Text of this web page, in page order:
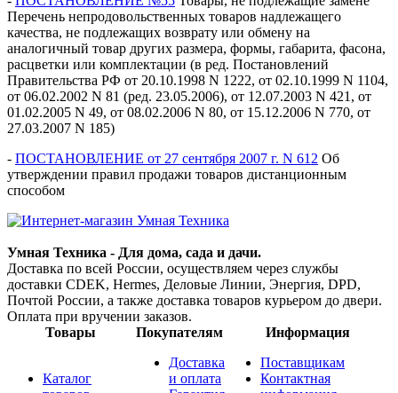
Перечень непродовольственных товаров надлежащего
качества, не подлежащих возврату или обмену на
аналогичный товар других размера, формы, габарита, фасона,
расцветки или комплектации (в ред. Постановлений
Правительства РФ от 20.10.1998 N 1222, от 02.10.1999 N 1104,
от 06.02.2002 N 81 (ред. 23.05.2006), от 12.07.2003 N 421, от
01.02.2005 N 49, от 08.02.2006 N 80, от 15.12.2006 N 770, от
27.03.2007 N 185)
- ПОСТАНОВЛЕНИЕ от 27 сентября 2007 г. N 612 Об
утверждении правил продажи товаров дистанционным
способом
Умная Техника - Для дома, сада и дачи.
Доставка по всей России, осуществляем через службы
доставки CDEK, Hermes, Деловые Линии, Энергия, DPD,
Почтой России, а также доставка товаров курьером до двери.
Оплата при вручении заказов.
Товары
Покупателям Информация
Каталог
Доставка
и оплата
Поставщикам
Контактная